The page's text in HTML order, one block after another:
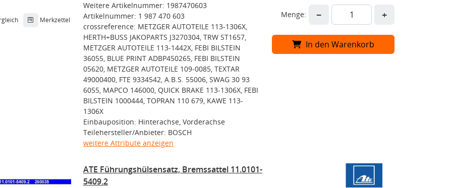
Merkzettel
Weitere Artikelnummer: 1987470603
Artikelnummer: 1 987 470 603
crossreference: METZGER AUTOTEILE 113-1306X,
HERTH+BUSS JAKOPARTS J3270304, TRW ST1657,
METZGER AUTOTEILE 113-1442X, FEBI BILSTEIN
36055, BLUE PRINT ADBP450265, FEBI BILSTEIN
05620, METZGER AUTOTEILE 109-0085, TEXTAR
49000400, FTE 9334542, A.B.S. 55006, SWAG 30 93
6055, MAPCO 146000, QUICK BRAKE 113-1306X, FEBI
BILSTEIN 1000444, TOPRAN 110 679, KAWE 113-
1306X
Einbauposition: Hinterachse, Vorderachse
Teilehersteller/Anbieter: BOSCH
weitere Attribute anzeigen
Menge: − +
In den Warenkorb
ATE Führungshülsensatz, Bremssattel 11.0101-
5409.2